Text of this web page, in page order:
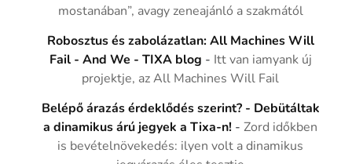
mostanában”, avagy zeneajánló a szakmától
Robosztus és zabolázatlan: All Machines Will
Fail - And We - TIXA blog - Itt van iamyank új
projektje, az All Machines Will Fail
Belépő árazás érdeklődés szerint? - Debütáltak
a dinamikus árú jegyek a Tixa-n! -Zord időkben
is bevételnövekedés: ilyen volt a dinamikus